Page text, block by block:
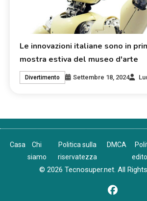
Le innovazioni italiane sono in
mostra estiva del museo d'arte
Divertimento Settembre 18, 2024
Casa
Chi
siamo
Politica sulla
riservatezza
DMCA
© 2026 Tecnosuper.net. All